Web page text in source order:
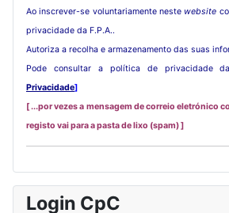
Ao inscrever-se voluntariamente neste website
privacidade da F.P.A..
Autoriza a recolha e armazenamento das suas
Pode consultar a política de privacidade
Privacidade]
[ ...por vezes a mensagem de correio eletrónico
registo vai para a pasta de lixo (spam) ]
Login CpC